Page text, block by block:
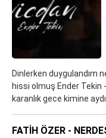
Dinlerken duygulandım
hissi olmuş Ender Tekin
karanlık gece kimine
FATIH ÖZER -